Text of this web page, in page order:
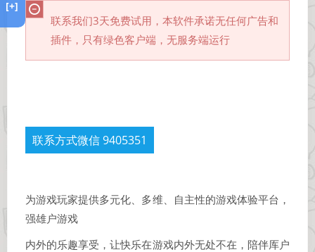
联系我们3天免费试用， 本软件承诺无任何广告和
插件，只有绿色客户端，无服务端运行
联系方式微信 9405351
为游戏玩家提供多元化、多维、自主性的游戏体验平台，
强雄户游戏
内外的乐趣享受，让快乐在游戏内外无处不在，陪伴厍户
[+]